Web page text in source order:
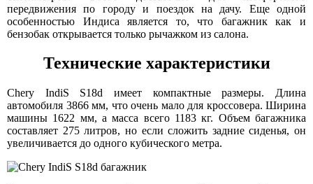
передвижения по городу и поездок на дачу. Еще одной
особенностью Индиса является то, что багажник как и
бензобак открывается только рычажком из салона.
Технические характеристики
Chery IndiS S18d имеет компактные размеры. Длина
автомобиля 3866 мм, что очень мало для кроссовера. Ширина
машины 1622 мм, а масса всего 1183 кг. Объем багажника
составляет 275 литров, но если сложить задние сиденья, он
увеличивается до одного кубического метра.